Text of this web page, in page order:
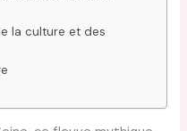
la culture et des